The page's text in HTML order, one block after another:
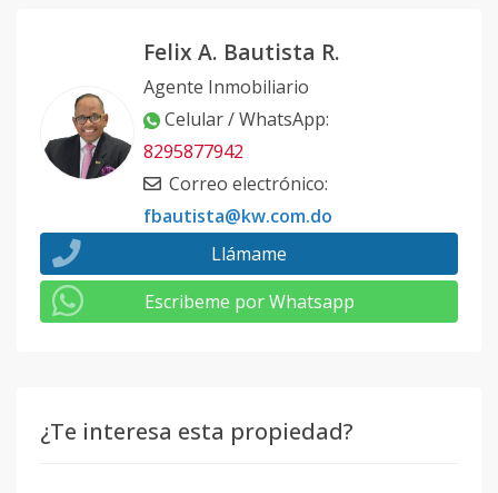
Felix A. Bautista R.
Agente Inmobiliario
Celular / WhatsApp:
8295877942
Correo electrónico:
fbautista@kw.com.do
Llámame
Escribeme por Whatsapp
¿Te interesa esta propiedad?